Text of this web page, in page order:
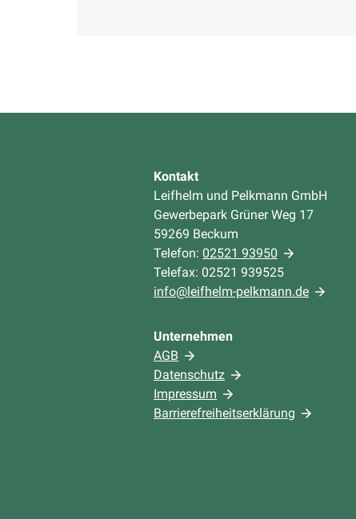
Kontakt
Leifhelm und Pelkmann GmbH
Gewerbepark Grüner Weg 17
59269 Beckum
Telefon: 02521 93950
Telefax: 02521 939525
info@leifhelm-pelkmann.de
Unternehmen
AGB
Datenschutz
Impressum
Barrierefreiheitserklärung